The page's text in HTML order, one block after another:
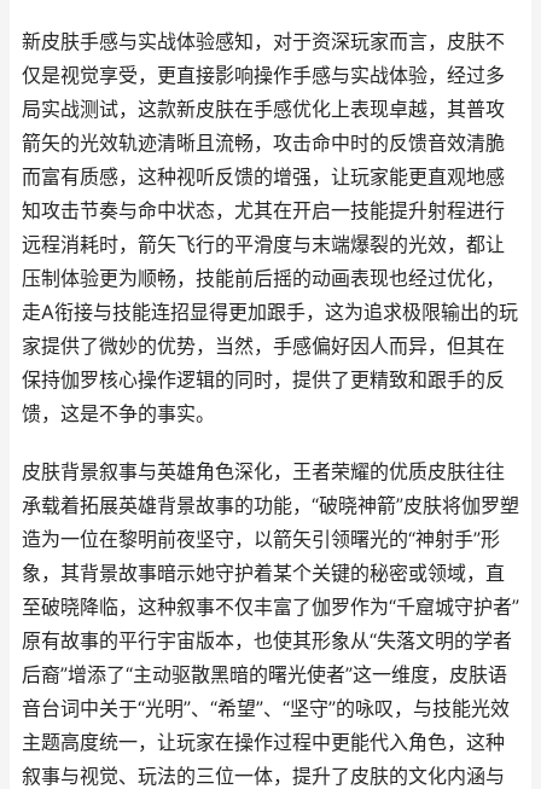
新皮肤手感与实战体验感知，对于资深玩家而言，皮肤不
仅是视觉享受，更直接影响操作手感与实战体验，经过多
局实战测试，这款新皮肤在手感优化上表现卓越，其普攻
箭矢的光效轨迹清晰且流畅，攻击命中时的反馈音效清脆
而富有质感，这种视听反馈的增强，让玩家能更直观地感
知攻击节奏与命中状态，尤其在开启一技能提升射程进行
远程消耗时，箭矢飞行的平滑度与末端爆裂的光效，都让
压制体验更为顺畅，技能前后摇的动画表现也经过优化，
走A衔接与技能连招显得更加跟手，这为追求极限输出的玩
家提供了微妙的优势，当然，手感偏好因人而异，但其在
保持伽罗核心操作逻辑的同时，提供了更精致和跟手的反
馈，这是不争的事实。
皮肤背景叙事与英雄角色深化，王者荣耀的优质皮肤往往
承载着拓展英雄背景故事的功能，“破晓神箭”皮肤将伽罗塑
造为一位在黎明前夜坚守，以箭矢引领曙光的“神射手”形
象，其背景故事暗示她守护着某个关键的秘密或领域，直
至破晓降临，这种叙事不仅丰富了伽罗作为“千窟城守护者”
原有故事的平行宇宙版本，也使其形象从“失落文明的学者
后裔”增添了“主动驱散黑暗的曙光使者”这一维度，皮肤语
音台词中关于“光明”、“希望”、“坚守”的咏叹，与技能光效
主题高度统一，让玩家在操作过程中更能代入角色，这种
叙事与视觉、玩法的三位一体，提升了皮肤的文化内涵与